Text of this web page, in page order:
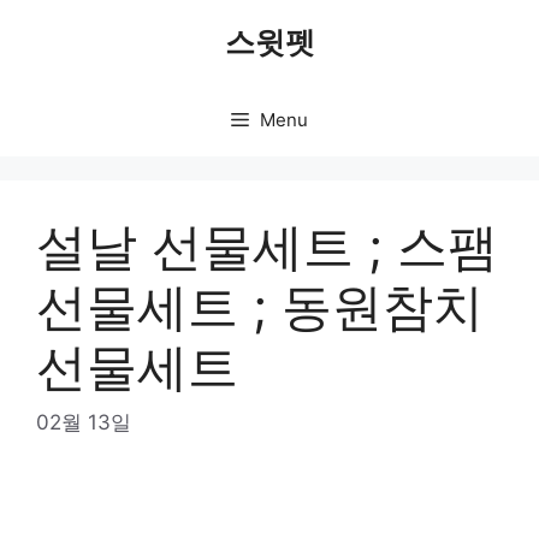
스윗펫
Menu
설날 선물세트 ; 스팸
선물세트 ; 동원참치
선물세트
02월 13일